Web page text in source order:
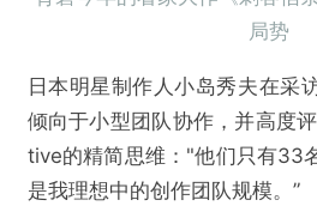
局势
日本明星制作人小岛秀夫在采
倾向于小型团队协作，并高度
tive的精简思维："他们只有33
是我理想中的创作团队规模。”